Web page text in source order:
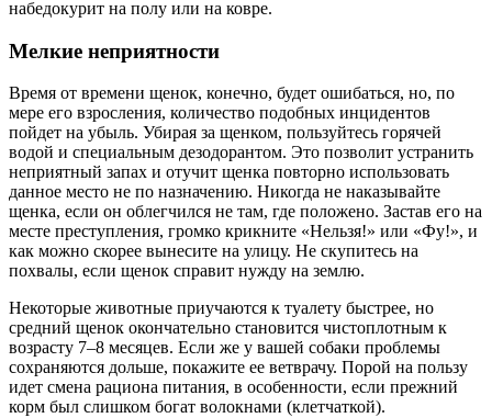
набедокурит на полу или на ковре.
Мелкие неприятности
Время от времени щенок, конечно, будет ошибаться, но, по
мере его взросления, количество подобных инцидентов
пойдет на убыль. Убирая за щенком, пользуйтесь горячей
водой и специальным дезодорантом. Это позволит устранить
неприятный запах и отучит щенка повторно использовать
данное место не по назначению. Никогда не наказывайте
щенка, если он облегчился не там, где положено. Застав его на
месте преступления, громко крикните «Нельзя!» или «Фу!», и
как можно скорее вынесите на улицу. Не скупитесь на
похвалы, если щенок справит нужду на землю.
Некоторые животные приучаются к туалету быстрее, но
средний щенок окончательно становится чистоплотным к
возрасту 7–8 месяцев. Если же у вашей собаки проблемы
сохраняются дольше, покажите ее ветврачу. Порой на пользу
идет смена рациона питания, в особенности, если прежний
корм был слишком богат волокнами (клетчаткой).